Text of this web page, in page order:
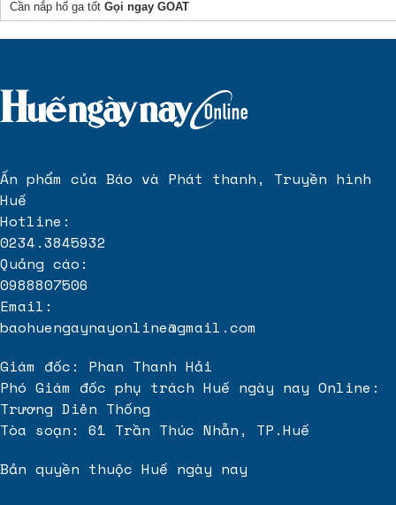
Dự án Bcons Tam Hiệp Biên hòa
Cập nhật xổ số đài an giang mới nhất hàng tuần không sót giải nào
Thi công
Film điện dán kính
vinhomes green paradise cần giờ
Thông tinMaison Privée CapitaLand
Cần nắp hố ga tốt Gọi ngay GOAT
Ấn phẩm của Báo và Phát thanh, Truyền hình
Huế
Hotline:
0234.3845932
Quảng cáo:
0988807506
Email:
baohuengaynayonline@gmail.com
Giám đốc: Phan Thanh Hải
Phó Giám đốc phụ trách Huế ngày nay Online:
Trương Diên Thống
Tòa soạn: 61 Trần Thúc Nhẫn, TP.Huế
Bản quyền thuộc Huế ngày nay